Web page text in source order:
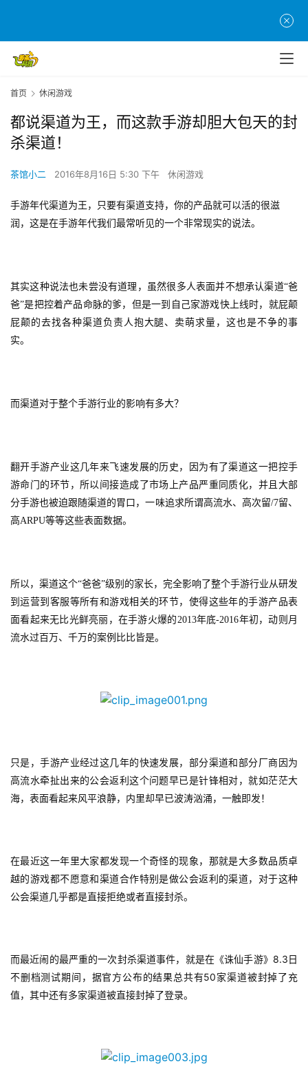
首页 休闲游戏
都说渠道为王，而这款手游却胆大包天的封
杀渠道！
茶馆小二 2016年8月16日 5:30 下午 休闲游戏
手游年代渠道为王，只要有渠道支持，你的产品就可以活的很滋
润，这是在手游年代我们最常听见的一个非常现实的说法。
其实这种说法也未尝没有道理，虽然很多人表面并不想承认渠道“爸
爸”是把控着产品命脉的爹，但是一到自己家游戏快上线时，就屁颠
屁颠的去找各种渠道负责人抱大腿、卖萌求量，这也是不争的事
实。
而渠道对于整个手游行业的影响有多大？
翻开手游产业这几年来飞速发展的历史，因为有了渠道这一把控手
游命门的环节，所以间接造成了市场上产品严重同质化，并且大部
分手游也被迫跟随渠道的胃口，一味追求所谓高流水、高次留/7留、
高ARPU等等这些表面数据。
所以，渠道这个“爸爸”级别的家长，完全影响了整个手游行业从研发
到运营到客服等所有和游戏相关的环节，使得这些年的手游产品表
面看起来无比光鲜亮丽，在手游火爆的2013年底-2016年初，动则月
流水过百万、千万的案例比比皆是。
只是，手游产业经过这几年的快速发展，部分渠道和部分厂商因为
高流水牵扯出来的公会返利这个问题早已是针锋相对，就如茫茫大
海，表面看起来风平浪静，内里却早已波涛汹涌，一触即发！
在最近这一年里大家都发现一个奇怪的现象，那就是大多数品质卓
越的游戏都不愿意和渠道合作特别是做公会返利的渠道，对于这种
公会渠道几乎都是直接拒绝或者直接封杀。
而最近闹的最严重的一次封杀渠道事件，就是在《诛仙手游》 8.3 日
不删档测试期间，据官方公布的结果总共有50 家渠道被封掉了充
值，其中还有多家渠道被直接封掉了登录。